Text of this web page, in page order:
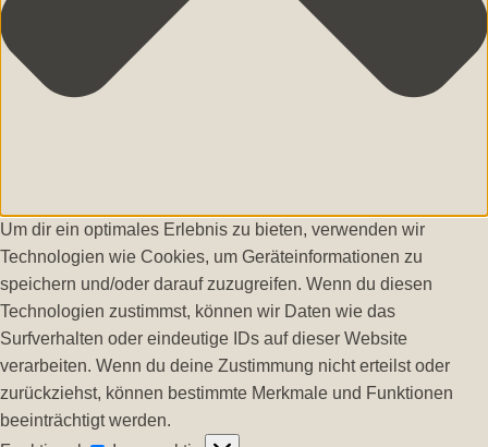
Um dir ein optimales Erlebnis zu bieten, verwenden wir
Technologien wie Cookies, um Geräteinformationen zu
speichern und/oder darauf zuzugreifen. Wenn du diesen
Technologien zustimmst, können wir Daten wie das
Surfverhalten oder eindeutige IDs auf dieser Website
verarbeiten. Wenn du deine Zustimmung nicht erteilst oder
zurückziehst, können bestimmte Merkmale und Funktionen
beeinträchtigt werden.